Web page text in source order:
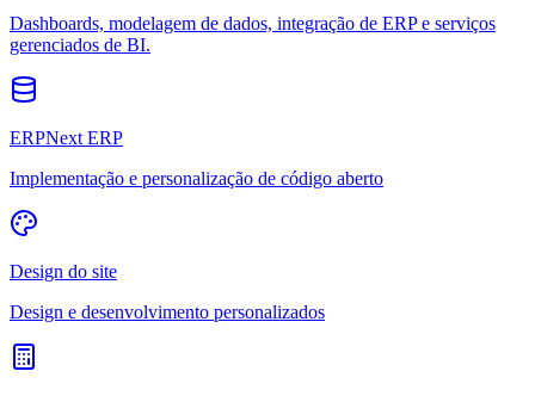
Dashboards, modelagem de dados, integração de ERP e serviços
gerenciados de BI.
ERPNext ERP
Implementação e personalização de código aberto
Design do site
Design e desenvolvimento personalizados